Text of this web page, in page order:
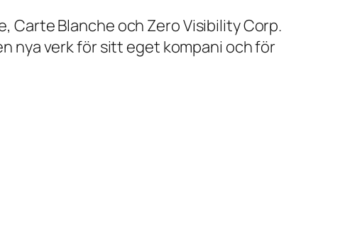
Carte Blanche och Zero Visibility Corp.
nya verk för sitt eget kompani och för